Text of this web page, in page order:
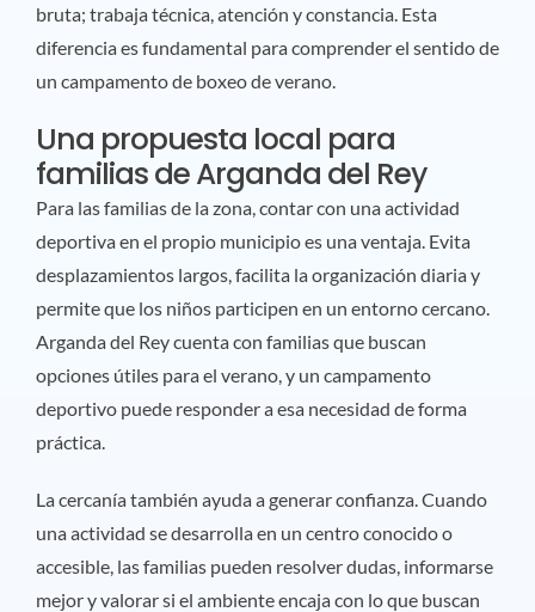
bruta; trabaja técnica, atención y constancia. Esta
diferencia es fundamental para comprender el sentido de
un campamento de boxeo de verano.
Una propuesta local para
familias de Arganda del Rey
Para las familias de la zona, contar con una actividad
deportiva en el propio municipio es una ventaja. Evita
desplazamientos largos, facilita la organización diaria y
permite que los niños participen en un entorno cercano.
Arganda del Rey cuenta con familias que buscan
opciones útiles para el verano, y un campamento
deportivo puede responder a esa necesidad de forma
práctica.
La cercanía también ayuda a generar confianza. Cuando
una actividad se desarrolla en un centro conocido o
accesible, las familias pueden resolver dudas, informarse
mejor y valorar si el ambiente encaja con lo que buscan